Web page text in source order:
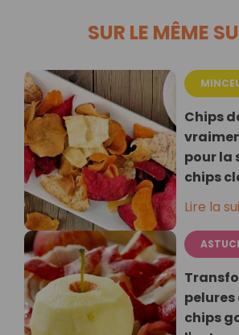
SUR LE MÊME
Chips
pour la
chips
Lire la
pelures
chips